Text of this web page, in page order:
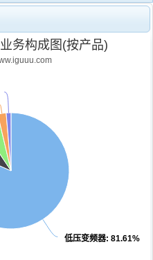
务构成图(按产品)
低压变频器: 81.61%